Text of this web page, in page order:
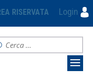
RISERVATA Login